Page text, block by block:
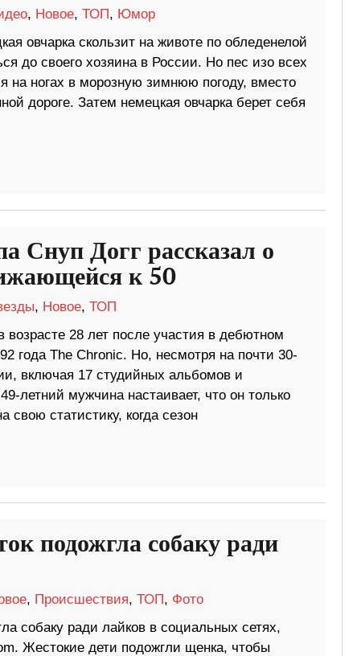
, Новое, ТОП, Юмор
овчарка скользит на животе по обледенелой
до своего хозяина в России. Но пес изо всех
на ногах в морозную зимнюю погоду, вместо
дороге. Затем немецкая овчарка берет себя
Снуп Догг рассказал о
к 50
, Новое, ТОП
возрасте 28 лет после участия в дебютном
года The Chronic. Но, несмотря на почти 30-
включая 17 студийных альбомов и
летний мужчина настаивает, что он только
статистику, когда сезон
подожгла собаку ради
, Происшествия, ТОП, Фото
собаку ради лайков в социальных сетях,
Жестокие дети подожгли щенка, чтобы